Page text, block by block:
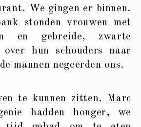
We gingen er binnen.
stonden vrouwen met
en gebreide, zwarte
over hun schouders naar
mannen negeerden ons.
te kunnen zitten. Marc
hadden honger, we